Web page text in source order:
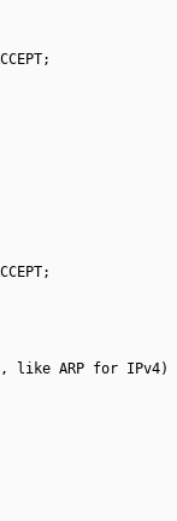
like ARP for IPv4)